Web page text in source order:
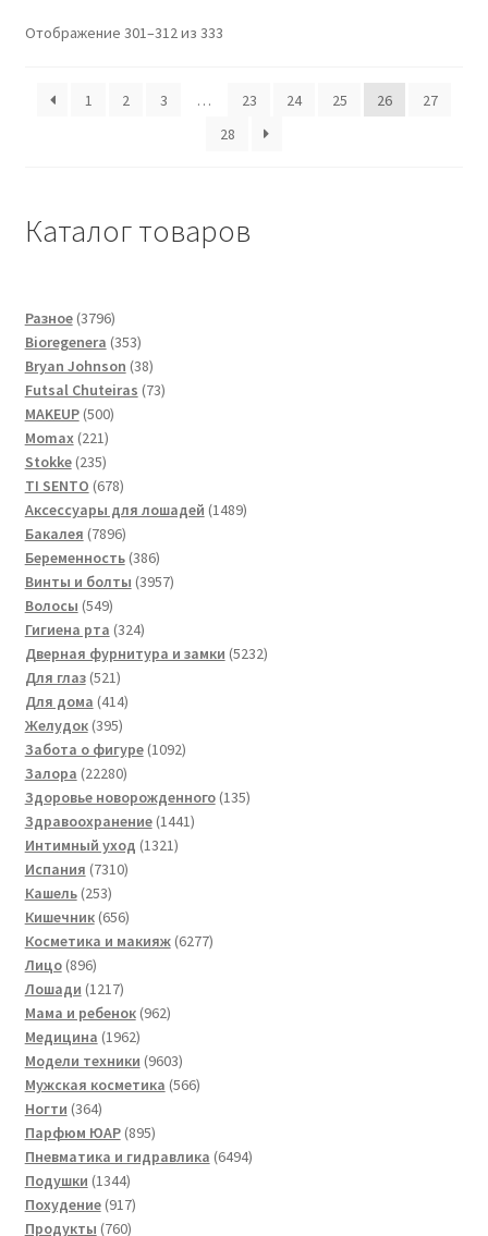
Отображение 301–312 из 333
1 2 3 … 23 24 25 26
27
28
Каталог товаров
Разное 37963796
товаров
Bioregenera 353353
товара
Bryan Johnson 3838
товаров
Futsal Сhuteiras 7373
MAKEUP 500500
Momax 221221
товар
Stokke 235235
товаров
TI SENTO 678678
товаров
Аксессуары для лошадей 14891489
Бакалея 78967896
товаров
Беременность 386386
товаров
Винты и болты 39573957
Волосы 549549
товаров
Гигиена рта 324324
товара
Дверная фурнитура и замки 52325232
Для глаз 521521
товар
Для дома 414414
Желудок 395395
товаров
Забота о фигуре 10921092
Залора 2228022280
товаров
Здоровье новорожденного 135135
Здравоохранение 14411441
Интимный уход 13211321
Испания 73107310
Кашель 253253
товара
Кишечник 656656
товаров
Косметика и макияж 62776277
Лицо 896896
товаров
Лошади 12171217
товаров
Мама и ребенок 962962
Медицина 19621962
товара
Модели техники 96039603
товара
Мужская косметика 566566
Ногти 364364
товара
Парфюм ЮАР 895895
товаров
Пневматика и гидравлика 64946494
Подушки 13441344
товара
Похудение 917917
товаров
Продукты 760760